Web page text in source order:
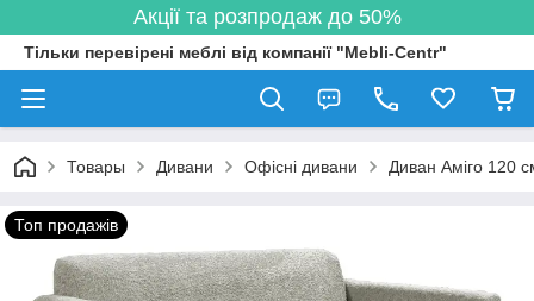
Акції та розпродаж до 50%
Тільки перевірені меблі від компанії "Mebli-Centr"
Товары Дивани Офісні дивани Диван Аміго 120
Топ продажів